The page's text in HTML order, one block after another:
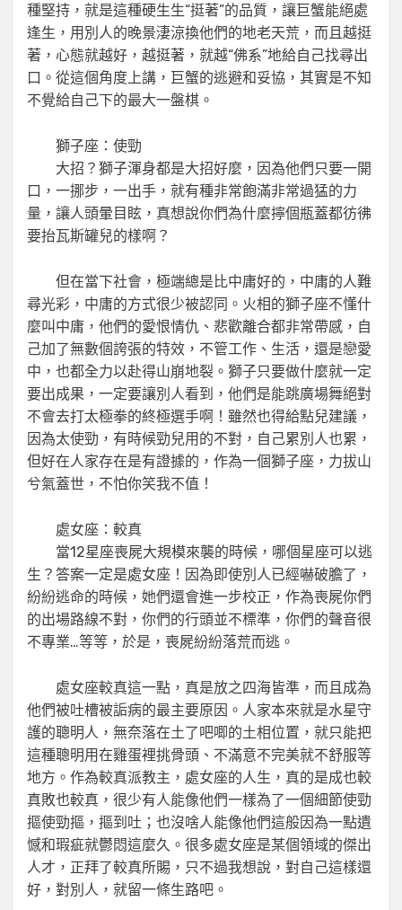
種堅持，就是這種硬生生“挺著”的品質，讓巨蟹能絕處
逢生，用別人的晚景淒涼換他們的地老天荒，而且越挺
著，心態就越好，越挺著，就越“佛系”地給自己找尋出
口。從這個角度上講，巨蟹的逃避和妥協，其實是不知
不覺給自己下的最大一盤棋。
獅子座：使勁
大招？獅子渾身都是大招好麼，因為他們只要一開
口，一挪步，一出手，就有種非常飽滿非常過猛的力
量，讓人頭暈目眩，真想說你們為什麼擰個瓶蓋都彷彿
要抬瓦斯罐兒的樣啊？
但在當下社會，極端總是比中庸好的，中庸的人難
尋光彩，中庸的方式很少被認同。火相的獅子座不懂什
麼叫中庸，他們的愛恨情仇、悲歡離合都非常帶感，自
己加了無數個誇張的特效，不管工作、生活，還是戀愛
中，也都全力以赴得山崩地裂。獅子只要做什麼就一定
要出成果，一定要讓別人看到，他們是能跳廣場舞絕對
不會去打太極拳的終極選手啊！雖然也得給點兒建議，
因為太使勁，有時候勁兒用的不對，自己累別人也累，
但好在人家存在是有證據的，作為一個獅子座，力拔山
兮氣蓋世，不怕你笑我不值！
處女座：較真
當12星座喪屍大規模來襲的時候，哪個星座可以逃
生？答案一定是處女座！因為即使別人已經嚇破膽了，
紛紛逃命的時候，她們還會進一步校正，作為喪屍你們
的出場路線不對，你們的行頭並不標準，你們的聲音很
不專業…等等，於是，喪屍紛紛落荒而逃。
處女座較真這一點，真是放之四海皆準，而且成為
他們被吐槽被詬病的最主要原因。人家本來就是水星守
護的聰明人，無奈落在土了吧唧的土相位置，就只能把
這種聰明用在雞蛋裡挑骨頭、不滿意不完美就不舒服等
地方。作為較真派教主，處女座的人生，真的是成也較
真敗也較真，很少有人能像他們一樣為了一個細節使勁
摳使勁摳，摳到吐；也沒啥人能像他們這般因為一點遺
憾和瑕疵就鬱悶這麼久。很多處女座是某個領域的傑出
人才，正拜了較真所賜，只不過我想說，對自己這樣還
好，對別人，就留一條生路吧。